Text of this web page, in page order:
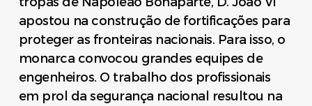
apostou na construção de fortificações para
proteger as fronteiras nacionais. Para isso, o
monarca convocou grandes equipes de
engenheiros. O trabalho dos profissionais
em prol da segurança nacional resultou na